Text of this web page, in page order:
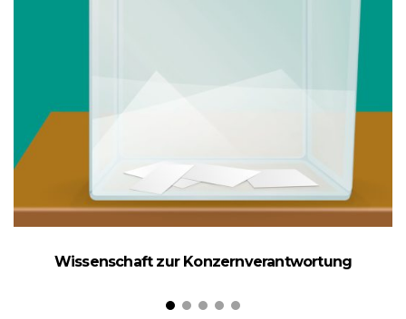
Wissenschaft zur Konzernverantwortung